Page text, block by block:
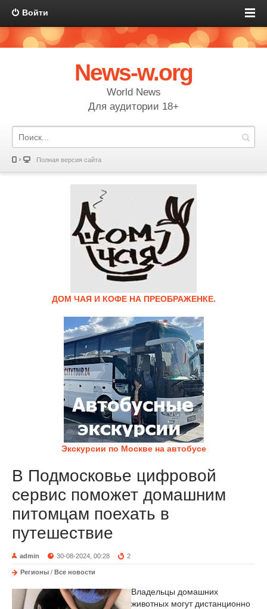
Войти
News-w.org
World News
Для аудитории 18+
Полная версия сайта
ДОМ ЧАЯ И КОФЕ НА ПРЕОБРАЖЕНКЕ.
Экскурсии по Москве на автобусе
В Подмосковье цифровой
сервис поможет домашним
питомцам поехать в
путешествие
admin 30-08-2024, 00:28 2
Регионы / Все новости
Владельцы домашних
животных могут дистанционно